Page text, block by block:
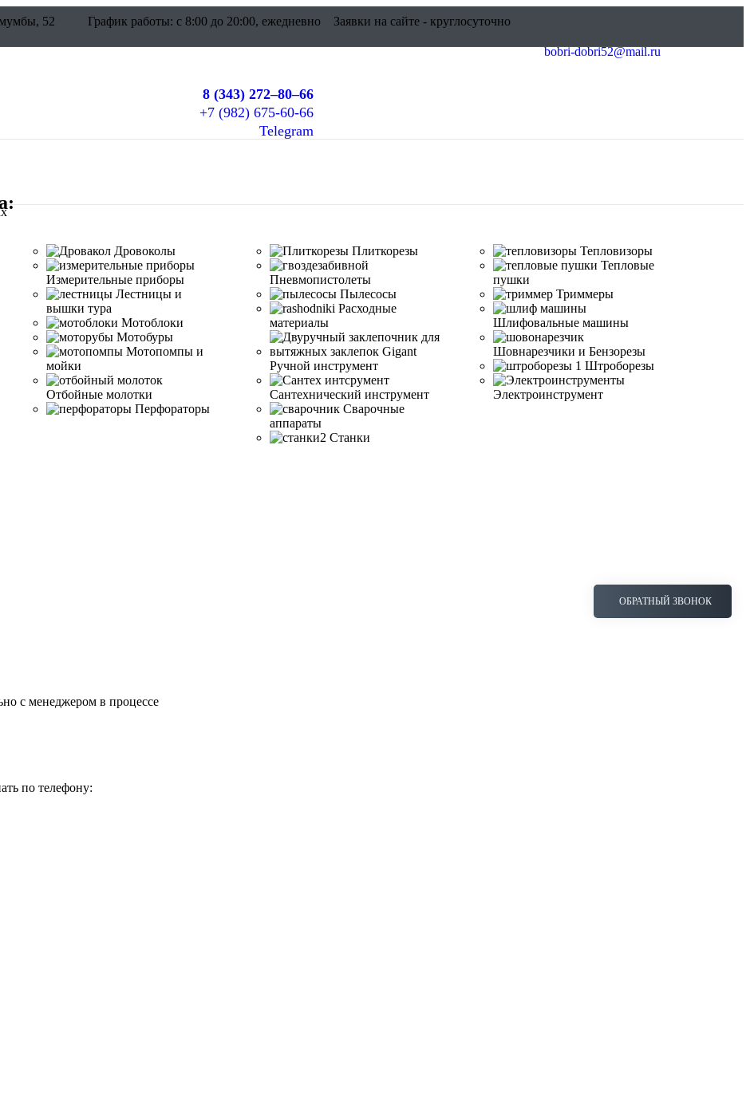
52 График работы: c 8:00 до 20:00, ежедневно Заявки на сайте - круглосуточно
bobri-dobri52@mail.ru
8 (343) 272–80–66
+7 (982) 675-60-66
Telegram
Дровоколы
Измерительные приборы
Лестницы и
вышки тура
Мотоблоки
Мотобуры
Мотопомпы и
мойки
Отбойные молотки
Перфораторы
Плиткорезы
Пневмопистолеты
Пылесосы
Расходные
материалы
Ручной инструмент
Сантехнический инструмент
Сварочные
аппараты
Станки
Тепловизоры
Тепловые
пушки
Триммеры
Шлифовальные машины
Шовнарезчики и Бензорезы
Штроборезы
Электроинструмент
ОБРАТНЫЙ ЗВОНОК
с менеджером в процессе
по телефону: